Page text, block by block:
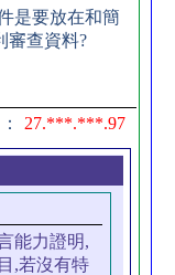
是要放在和簡
審查資料?
27.***.***.97
能力證明,
,若沒有特